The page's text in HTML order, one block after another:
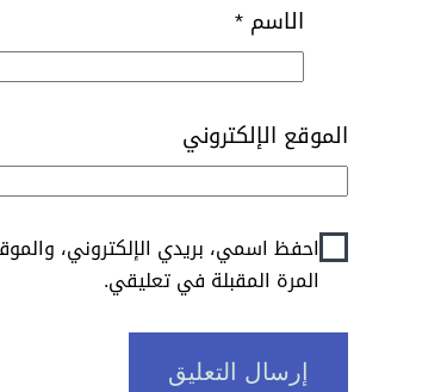
الاسم*
الموقع الإلكتروني
احفظ اسمي، بريدي الإلكتروني،
المرة المقبلة في تعليقي.